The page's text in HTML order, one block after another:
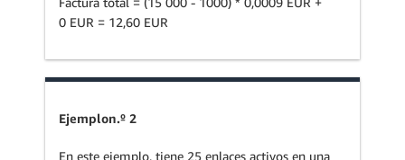
0 EUR = 12,60 EUR
Ejemplon.º 2
En este ejemplo, tiene 25 enlaces activos en una